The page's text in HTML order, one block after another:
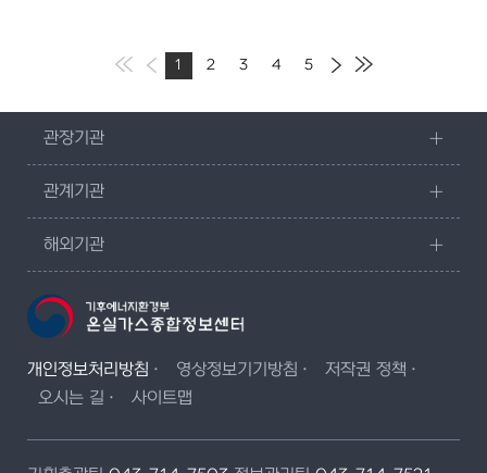
1 2 3 4 5
관장기관
관계기관
해외기관
개인정보처리방침 영상정보기기방침
저작권 정책
오시는 길
사이트맵